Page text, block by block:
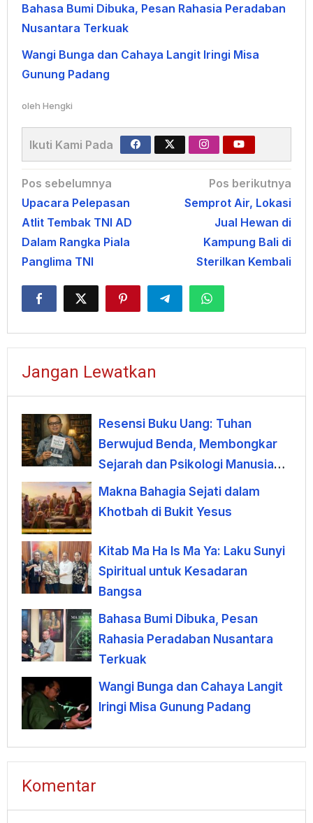
Bahasa Bumi Dibuka, Pesan Rahasia Peradaban
Nusantara Terkuak
Wangi Bunga dan Cahaya Langit Iringi Misa
Gunung Padang
oleh Hengki
Ikuti Kami Pada
Navigasi
pos
Pos sebelumnya
Upacara Pelepasan
Atlit Tembak TNI AD
Dalam Rangka Piala
Panglima TNI
Pos berikutnya
Semprot Air, Lokasi
Jual Hewan di
Kampung Bali di
Sterilkan Kembali
Jangan Lewatkan
Resensi Buku Uang: Tuhan
Berwujud Benda, Membongkar
Sejarah dan Psikologi Manusia
terhadap Uang
Makna Bahagia Sejati dalam
Khotbah di Bukit Yesus
Kitab Ma Ha Is Ma Ya: Laku Sunyi
Spiritual untuk Kesadaran
Bangsa
Bahasa Bumi Dibuka, Pesan
Rahasia Peradaban Nusantara
Terkuak
Wangi Bunga dan Cahaya Langit
Iringi Misa Gunung Padang
Komentar